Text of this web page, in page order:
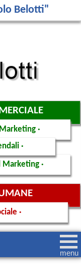
Belotti"
·
·
·
·
menu